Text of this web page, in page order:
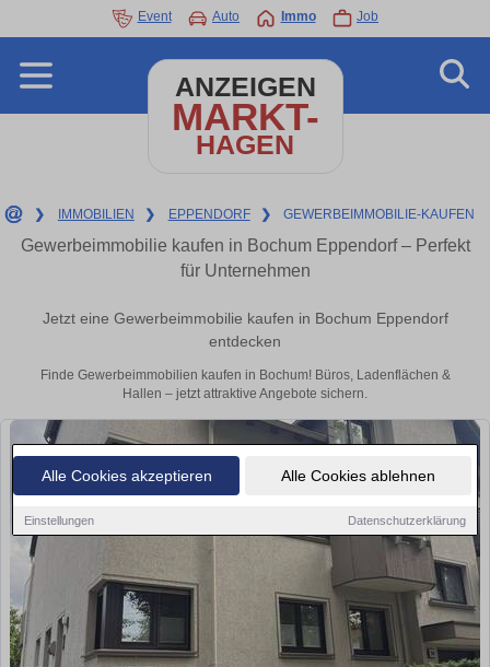
Alle Cookies akzeptieren Alle Cookies ablehnen
Einstellungen Datenschutzerklärung
Event Auto Immo Job
ANZEIGEN
MARKT-
HAGEN
❯ IMMOBILIEN ❯ EPPENDORF ❯ GEWERBEIMMOBILIE-KAUFEN
Gewerbeimmobilie kaufen in Bochum Eppendorf – Perfekt
für Unternehmen
Jetzt eine Gewerbeimmobilie kaufen in Bochum Eppendorf
entdecken
Finde Gewerbeimmobilien kaufen in Bochum! Büros, Ladenflächen &
Hallen – jetzt attraktive Angebote sichern.